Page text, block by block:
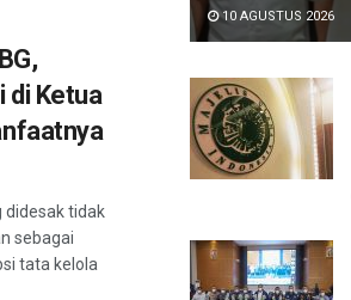
di Ketua
didesak tidak
sebagai
tata kelola
10 AGUSTUS 2026